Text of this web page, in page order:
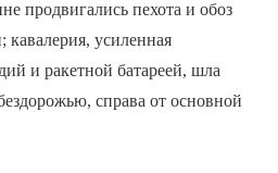
продвигались пехота и обоз
кавалерия, усиленная
и ракетной батареей, шла
справа от основной